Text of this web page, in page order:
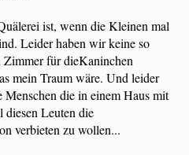
ist, wenn die Kleinen mal
Leider haben wir keine so
Zimmer für dieKaninchen
mein Traum wäre. Und leider
die in einem Haus mit
diesen Leuten die
verbieten zu wollen...